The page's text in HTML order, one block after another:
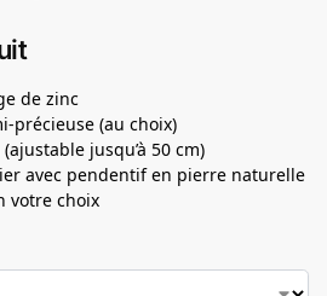
de zinc
précieuse (au choix)
jusqu’à 50 cm)
avec pendentif en pierre naturelle
votre choix